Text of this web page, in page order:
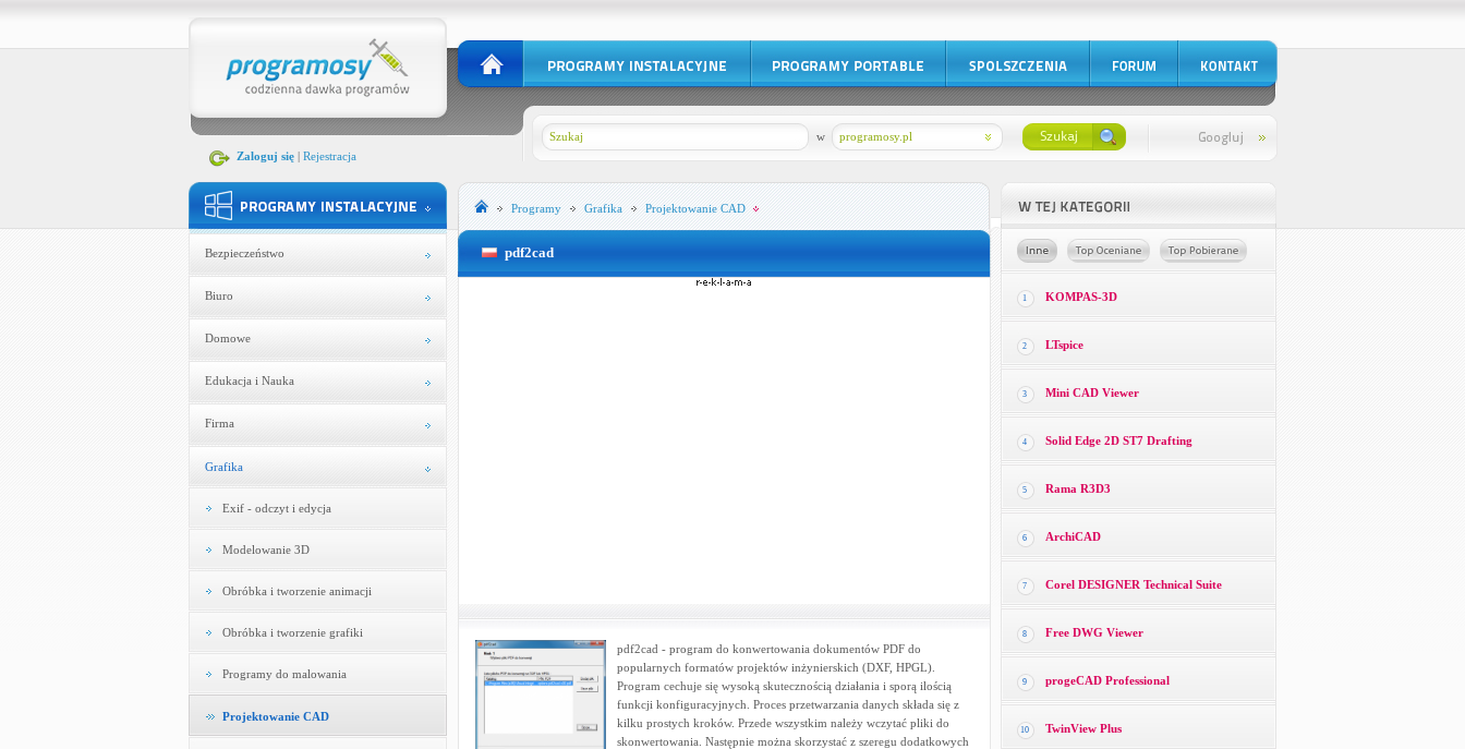
Zaloguj się| Rejestracja
programosy.pl
w
Bezpieczeństwo
Biuro
Domowe
Edukacja i Nauka
Firma
Grafika
Exif - odczyt i edycja
Modelowanie 3D
Obróbka i tworzenie animacji
Obróbka i tworzenie grafiki
Programy do malowania
Projektowanie CAD
Programy Grafika Projektowanie CAD
pdf2cad
pdf2cad - program do konwertowania dokumentów PDF do
popularnych formatów projektów inżynierskich (DXF, HPGL).
Program cechuje się wysoką skutecznością działania i sporą ilością
funkcji konfiguracyjnych. Proces przetwarzania danych składa się z
kilku prostych kroków. Przede wszystkim należy wczytać pliki do
skonwertowania. Następnie można skorzystać z szeregu dodatkowych
1 KOMPAS-3D
2 LTspice
3 Mini CAD Viewer
4 Solid Edge 2D ST7 Drafting
5 Rama R3D3
6 ArchiCAD
7 Corel DESIGNER Technical Suite
8 Free DWG Viewer
9 progeCAD Professional
10 TwinView Plus